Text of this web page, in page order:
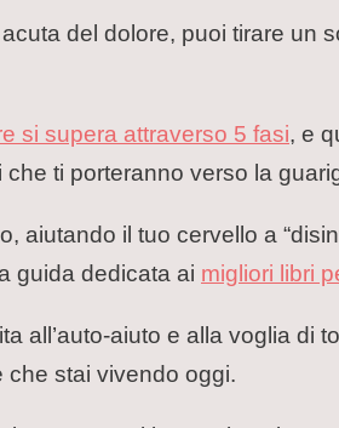
del dolore, puoi tirare un
si supera attraverso 5 fasi, e
ti porteranno verso la
aiutando il tuo cervello a
guida dedicata ai migliori libri
all’auto-aiuto e alla voglia di
che stai vivendo oggi.